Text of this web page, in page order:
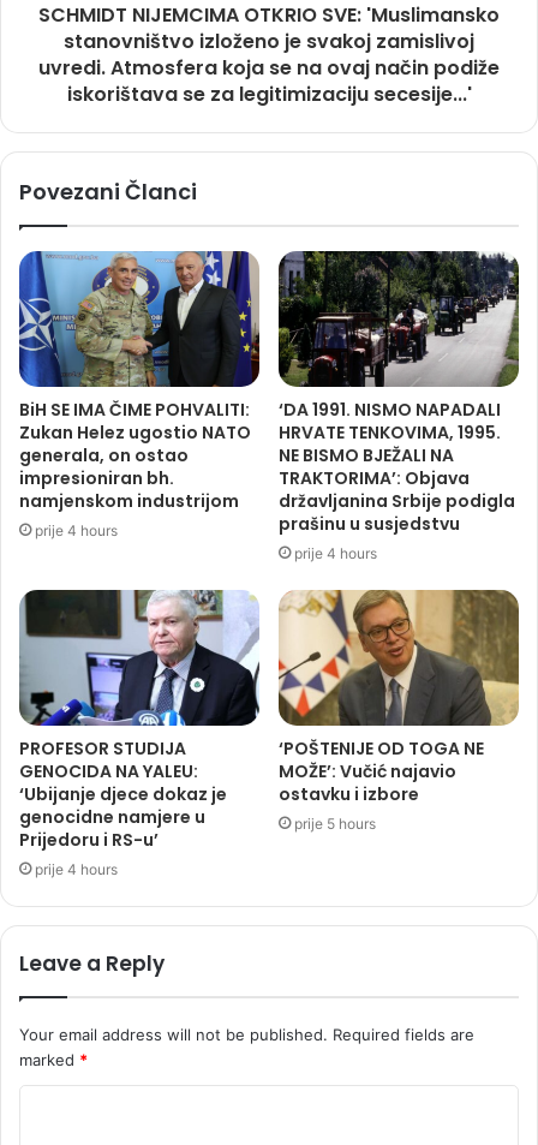
SCHMIDT NIJEMCIMA OTKRIO SVE: 'Muslimansko
stanovništvo izloženo je svakoj zamislivoj
uvredi. Atmosfera koja se na ovaj način podiže
iskorištava se za legitimizaciju secesije...'
Povezani Članci
BiH SE IMA ČIME POHVALITI:
Zukan Helez ugostio NATO
generala, on ostao
impresioniran bh.
namjenskom industrijom
prije 4 hours
‘DA 1991. NISMO NAPADALI
HRVATE TENKOVIMA, 1995.
NE BISMO BJEŽALI NA
TRAKTORIMA’: Objava
državljanina Srbije podigla
prašinu u susjedstvu
prije 4 hours
PROFESOR STUDIJA
GENOCIDA NA YALEU:
‘Ubijanje djece dokaz je
genocidne namjere u
Prijedoru i RS-u’
prije 4 hours
‘POŠTENIJE OD TOGA NE
MOŽE’: Vučić najavio
ostavku i izbore
prije 5 hours
Leave a Reply
Your email address will not be published. Required fields are
marked *